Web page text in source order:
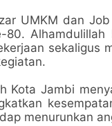
UMKM dan
80.
sekaligus
Kota Jambi
menurunkan